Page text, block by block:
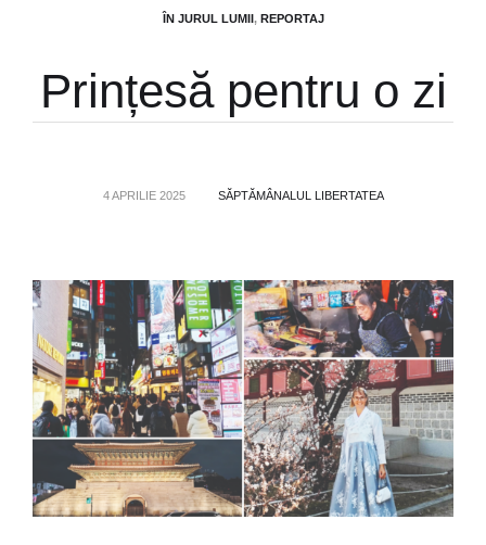
ÎN JURUL LUMII, REPORTAJ
Prințesă pentru o zi
4 APRILIE 2025 SĂPTĂMÂNALUL LIBERTATEA